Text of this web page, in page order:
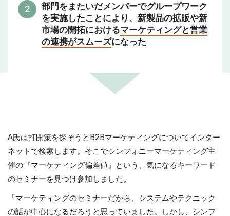
部門をまたいだメンバーでグループワーク
を実施したことにより、新製品の拡販や新
市場の開拓におけるマーケティングと営業
の連携がスムーズになった
A氏は打開策を探そうとB2Bマーケティングについてインター
ネットで検索します。そこでシンフォニーマーケティング主
催の『マーケティング偏差値』という、気になるキーワード
のセミナーを見つけ参加しました。
「マーケティングのセミナーだから、システムやテクニック
の話が中心になるだろうと思っていました。しかし、シンフ